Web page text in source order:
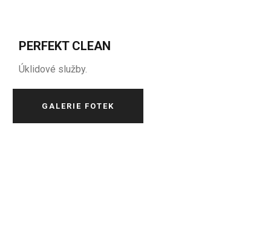
PERFEKT CLEAN
Úklidové služby.
GALERIE FOTEK